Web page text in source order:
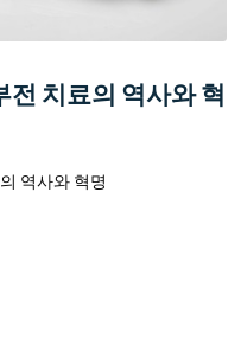
치료의 역사와 혁
역사와 혁명